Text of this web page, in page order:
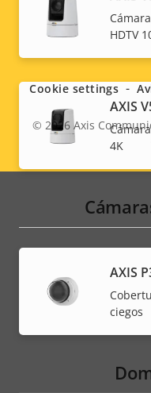
HDTV
AXIS
4K
AXIS
ciegos
Legal
© 2026Axis
Cookie settings